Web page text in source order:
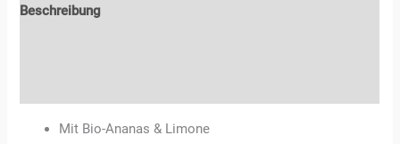
Beschreibung
Mit Bio-Ananas & Limone